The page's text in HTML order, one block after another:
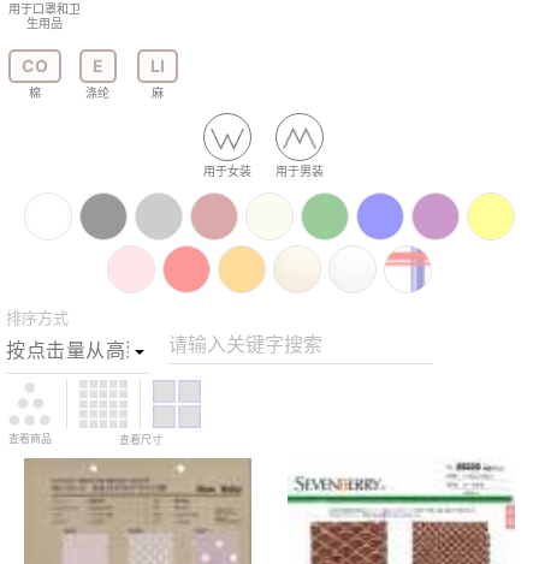
用于口罩和卫
生用品
CO
棉
E
涤纶
LI
麻
用于女装 用于男装
排序方式
请输入关键字搜索
查看商品 查看尺寸